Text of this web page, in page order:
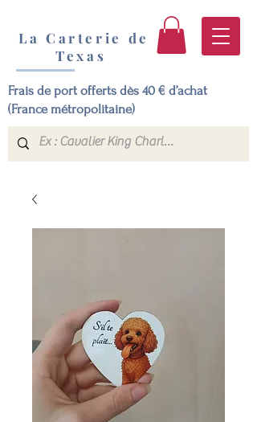
La Carterie de
Texas
Frais de port offerts dès 40 € d’achat
(France métropolitaine)